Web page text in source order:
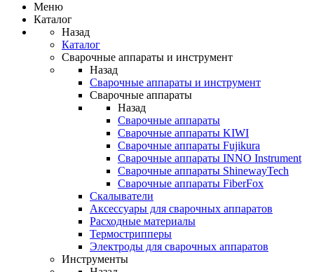
Меню
Каталог
Назад
Каталог
Сварочные аппараты и инструмент
Назад
Сварочные аппараты и инструмент
Сварочные аппараты
Назад
Сварочные аппараты
Сварочные аппараты KIWI
Сварочные аппараты Fujikura
Сварочные аппараты INNO Instrument
Сварочные аппараты ShinewayTech
Cварочные аппараты FiberFox
Скалыватели
Аксессуары для сварочных аппаратов
Расходные материалы
Термострипперы
Электроды для сварочных аппаратов
Инструменты